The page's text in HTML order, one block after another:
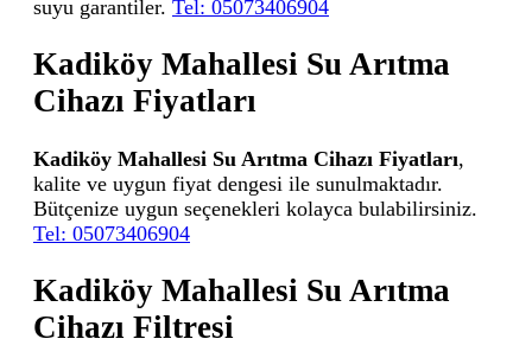
suyu garantiler. Tel: 05073406904
Kadiköy Mahallesi Su Arıtma
Cihazı Fiyatları
Kadiköy Mahallesi Su Arıtma Cihazı Fiyatları,
kalite ve uygun fiyat dengesi ile sunulmaktadır.
Bütçenize uygun seçenekleri kolayca bulabilirsiniz.
Tel: 05073406904
Kadiköy Mahallesi Su Arıtma
Cihazı Filtresi